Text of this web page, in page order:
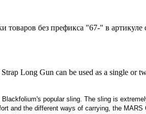
товаров без префикса "67-" в артикуле
Long Gun can be used as a single or
popular sling. The sling is
and the different ways of carrying, the